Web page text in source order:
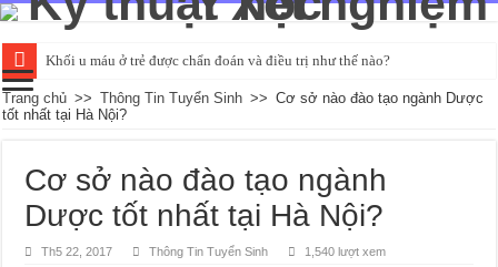
Khối u máu ở trẻ được chẩn đoán và điều trị như thế nào?
Đường huyết ổn định là bao nhiêu và kiểm tra như thế nào?
Các phương pháp xét nghiệm HIV qua mẫu máu phổ biến
Xét nghiệm nước tiểu có thể phát hiện những bệnh gì?
Trang chủ >> Thông Tin Tuyển Sinh >> Cơ sở nào đào tạo ngành Dược
tốt nhất tại Hà Nội?
Cơ sở nào đào tạo ngành
Dược tốt nhất tại Hà Nội?
Th5 22, 2017 Thông Tin Tuyển Sinh 1,540 lượt xem